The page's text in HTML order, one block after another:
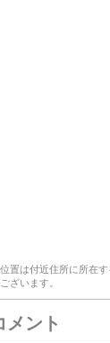
置は付近住所に所在
ざいます。
メント